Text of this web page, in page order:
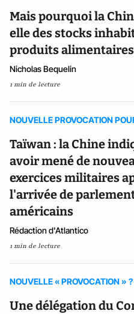
Mais pourquoi la
elle des stocks
produits alimentaires
Nicholas Bequelin
1 min de lecture
NOUVELLE PROVOCATION
Taïwan : la Chine
avoir mené de
exercices militaires
l'arrivée de
américains
Rédaction d'Atlantico
1 min de lecture
NOUVELLE « PROVOCATION » ?
Une délégation du